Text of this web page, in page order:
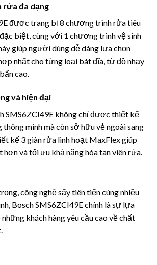
rửa đa dạng
được trang bị 8 chương trình rửa tiêu
biệt, cùng với 1 chương trình vệ sinh
giúp người dùng dễ dàng lựa chọn
nhất cho từng loại bát đĩa, từ đồ nhạy
cao.
và hiện đại
SMS6ZCI49E không chỉ được thiết kế
minh mà còn sở hữu vẻ ngoài sang
kế 3 giàn rửa linh hoạt MaxFlex giúp
và tối ưu khả năng hòa tan viên rửa.
công nghệ sấy tiên tiến cùng nhiều
Bosch SMS6ZCI49E chính là sự lựa
khách hàng yêu cầu cao về chất